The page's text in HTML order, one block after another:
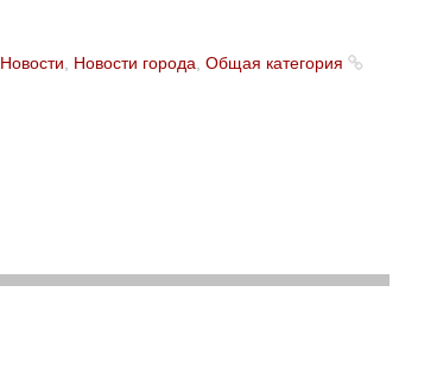
Новости Новости города Общая категория